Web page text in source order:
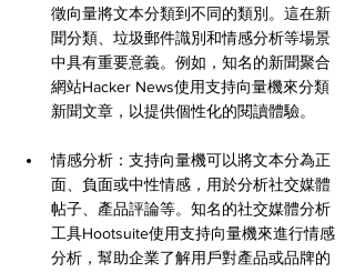
徵向量將文本分類到不同的類別。這在新
聞分類、垃圾郵件識別和情感分析等場景
中具有重要意義。例如，知名的新聞聚合
網站Hacker News使用支持向量機來分類
新聞文章，以提供個性化的閱讀體驗。
情感分析：支持向量機可以將文本分為正
面、負面或中性情感，用於分析社交媒體
帖子、產品評論等。知名的社交媒體分析
工具Hootsuite使用支持向量機來進行情感
分析，幫助企業了解用戶對產品或品牌的